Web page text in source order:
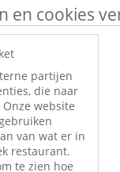
en cookies
partijen
die naar
website
van wat er in
restaurant.
te zien hoe